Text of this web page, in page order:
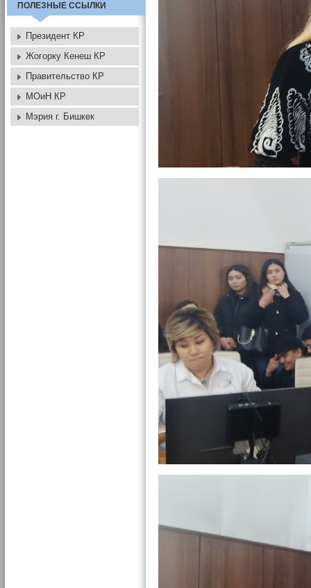
ПОЛЕЗНЫЕ ССЫЛКИ
Президент КР
Жогорку Кенеш КР
Правительство КР
МОиН КР
Мэрия г. Бишкек